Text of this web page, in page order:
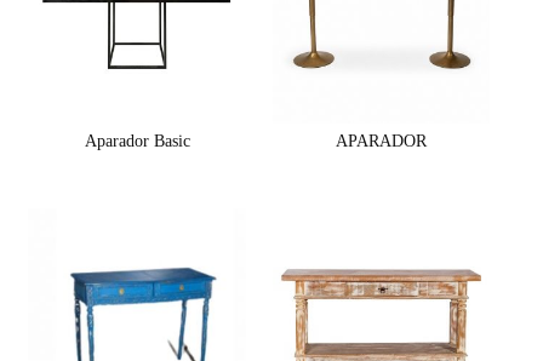
Aparador Basic APARADOR